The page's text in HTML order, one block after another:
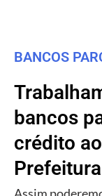
BANCOS
bancos
crédito